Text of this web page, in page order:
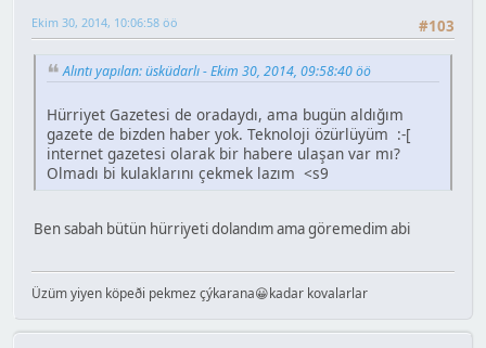
#103
Ekim 30, 2014, 10:06:58 öö
Alıntı yapılan: üsküdarlı - Ekim 30, 2014, 09:58:40 öö
Hürriyet Gazetesi de oradaydı, ama bugün aldığım
gazete de bizden haber yok. Teknoloji özürlüyüm :-[
internet gazetesi olarak bir habere ulaşan var mı?
Olmadı bi kulaklarını çekmek lazım <s9
Ben sabah bütün hürriyeti dolandım ama göremedim abi
Üzüm yiyen köpeði pekmez çýkarana😀kadar kovalarlar